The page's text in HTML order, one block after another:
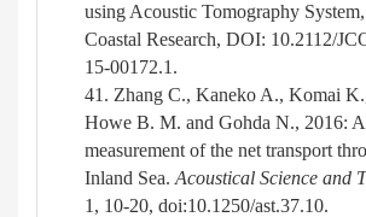
using Acoustic Tomography
Coastal Research, DOI: 10.2112/
15-00172.1 .
41. Zhang C., Kaneko A., Komai
Howe B. M. and Gohda N., 2016:
measurement of the net transport
Inland Sea. Acoustical Science and
1, 10-20, doi:10.1250/ast.37.10.